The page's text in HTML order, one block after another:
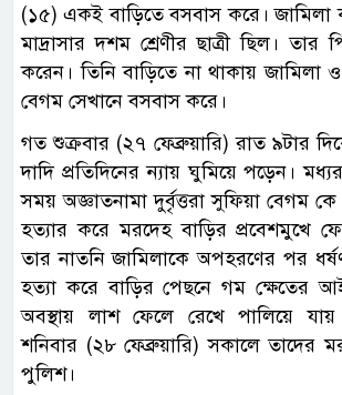
(১৫) একই বাড়িতে বসবাস করে। জামিলা
মাদ্রাসার দশম শ্রেণীর ছাত্রী ছিল। তার
করেন। তিনি বাড়িতে না থাকায় জামিলা
বেগম সেখানে বসবাস করে।
গত শুক্রবার (২৭ ফেব্রুয়ারি) রাত ৯টার
দাদি প্রতিদিনের ন্যায় ঘুমিয়ে পড়েন।
সময় অজ্ঞাতনামা দুর্বৃত্তরা সুফিয়া বেগম কে
হত্যার করে মরদেহ বাড়ির প্রবেশমুখে
তার নাতনি জামিলাকে অপহরণের পর
হত্যা করে বাড়ির পেছনে গম ক্ষেতের
অবস্থায় লাশ ফেলে রেখে পালিয়ে যায়
শনিবার (২৮ ফেব্রুয়ারি) সকালে তাদের
পুলিশ।